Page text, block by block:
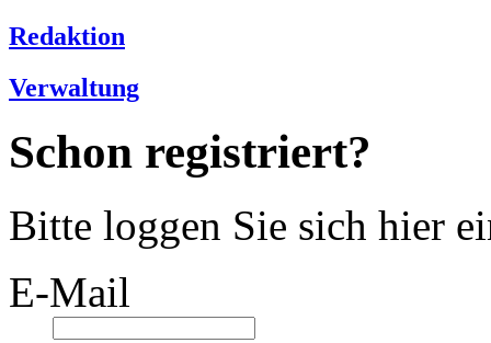
Redaktion
Verwaltung
Schon registriert?
Bitte loggen Sie sich hier
E-Mail